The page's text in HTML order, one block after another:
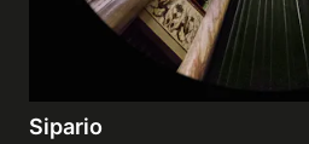
Sipario